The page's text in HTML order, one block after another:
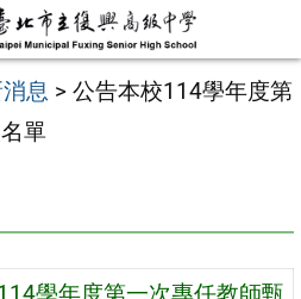
息 > 公告本校114學年度第
單
學年度第一次專任教師甄